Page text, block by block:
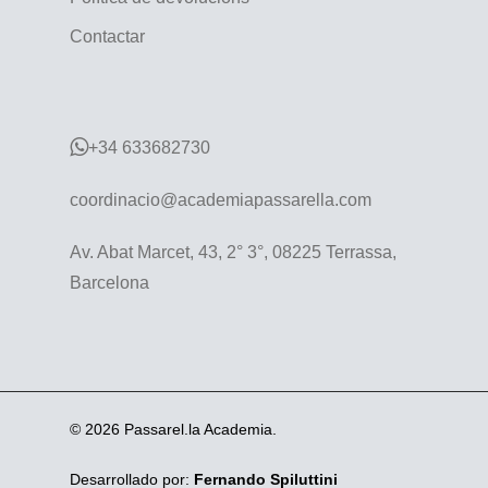
Contactar
+34 633682730
coordinacio@academiapassarella.com
Av. Abat Marcet, 43, 2° 3°, 08225 Terrassa,
Barcelona
© 2026 Passarel.la Academia.
Desarrollado por: Fernando Spiluttini